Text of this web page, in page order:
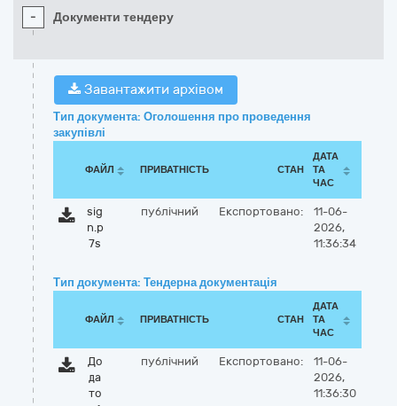
- Документи тендеру
Завантажити архівом
Тип документа: Оголошення про проведення
закупівлі
ФАЙЛ ПРИВАТНІСТЬ СТАН
ДАТА
ТА
ЧАС
sig
n.p
7s
публічний Експортовано:
11-06-
2026,
11:36:34
Тип документа: Тендерна документація
ФАЙЛ ПРИВАТНІСТЬ СТАН
ДАТА
ТА
ЧАС
До
да
то
публічний Експортовано:
11-06-
2026,
11:36:30